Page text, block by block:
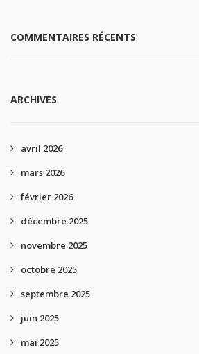
COMMENTAIRES RÉCENTS
ARCHIVES
avril 2026
mars 2026
février 2026
décembre 2025
novembre 2025
octobre 2025
septembre 2025
juin 2025
mai 2025